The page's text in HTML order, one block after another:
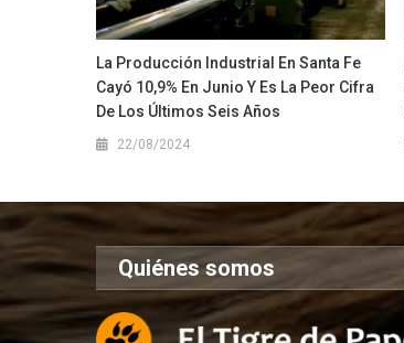
La Producción Industrial En Santa Fe
Cayó 10,9% En Junio Y Es La Peor Cifra
De Los Últimos Seis Años
22/08/2024
Quiénes somos